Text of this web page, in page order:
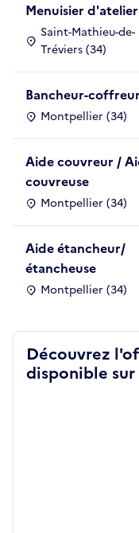
Menuisier d'atelier
Saint-Mathieu-de-
Tréviers (34)
Bancheur-
Montpellier (34)
Aide couvreur /
couvreuse
Montpellier (34)
Aide étancheur/
étancheuse
Montpellier (34)
Découvrez
disponible